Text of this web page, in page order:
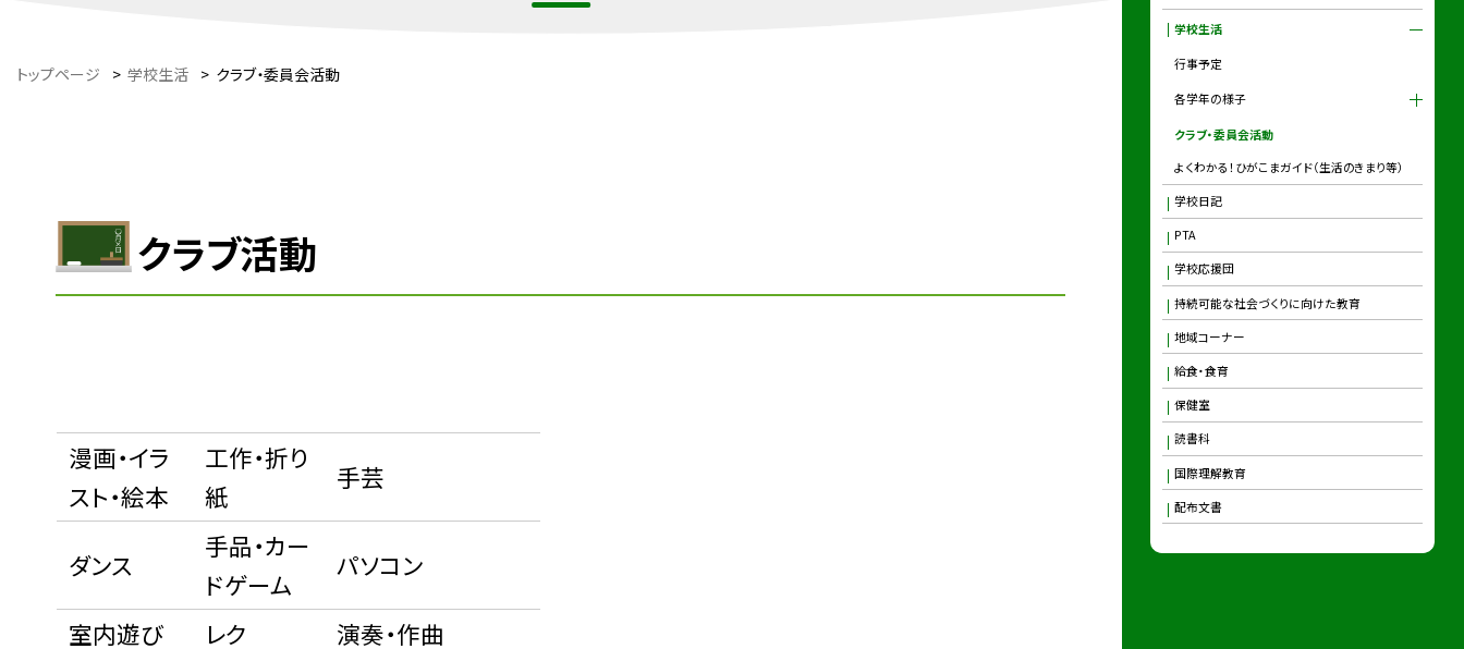
トップページ > 学校生活 > クラブ・委員会活動
クラブ活動
漫画・イラ
スト・絵本
工作・折り
紙
手芸
ダンス
手品・カー
ドゲーム
パソコン
室内遊び レク 演奏・作曲
学校生活
行事予定
各学年の様子
クラブ・委員会活動
よくわかる！ひがこまガイド（生活のきまり等）
学校日記
PTA
学校応援団
持続可能な社会づくりに向けた教育
地域コーナー
給食・食育
保健室
読書科
国際理解教育
配布文書